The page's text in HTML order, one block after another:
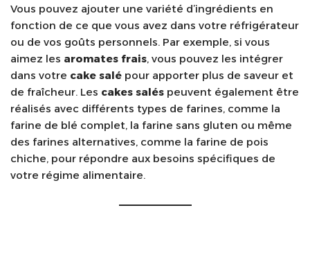
Vous pouvez ajouter une variété d’ingrédients en
fonction de ce que vous avez dans votre réfrigérateur
ou de vos goûts personnels. Par exemple, si vous
aimez les aromates frais, vous pouvez les intégrer
dans votre cake salé pour apporter plus de saveur et
de fraîcheur. Les cakes salés peuvent également être
réalisés avec différents types de farines, comme la
farine de blé complet, la farine sans gluten ou même
des farines alternatives, comme la farine de pois
chiche, pour répondre aux besoins spécifiques de
votre régime alimentaire.